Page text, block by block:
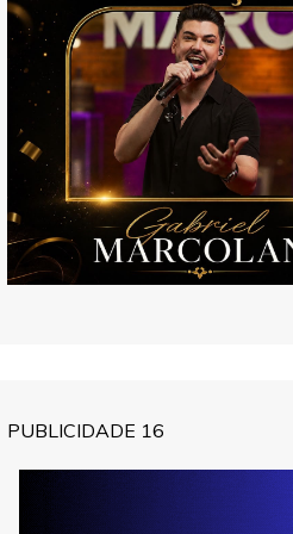
PUBLICIDADE 16